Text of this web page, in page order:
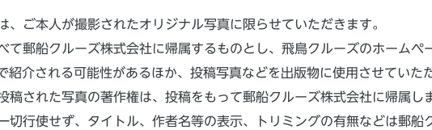
、ご本人が撮影されたオリジナル写真に限らせていただきます。
て郵船クルーズ株式会社に帰属するものとし、飛鳥クルーズのホー
紹介される可能性があるほか、投稿写真などを出版物に使用させていた
稿された写真の著作権は、投稿をもって郵船クルーズ株式会社に帰属し
切行使せず、タイトル、作者名等の表示、トリミングの有無などは郵船